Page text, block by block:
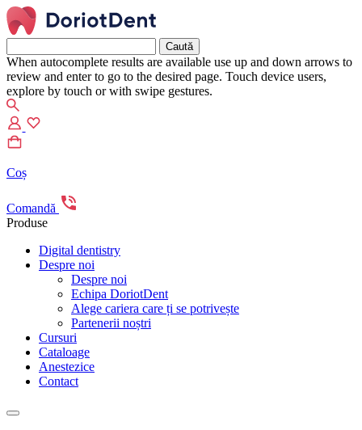
după:
When autocomplete results are available use up and down arrows to
review and enter to go to the desired page. Touch device users,
explore by touch or with swipe gestures.
Coș
Comandă
Produse
Digital dentistry
Despre noi
Despre noi
Echipa DoriotDent
Alege cariera care ți se potrivește
Partenerii noștri
Cursuri
Cataloage
Anestezice
Contact